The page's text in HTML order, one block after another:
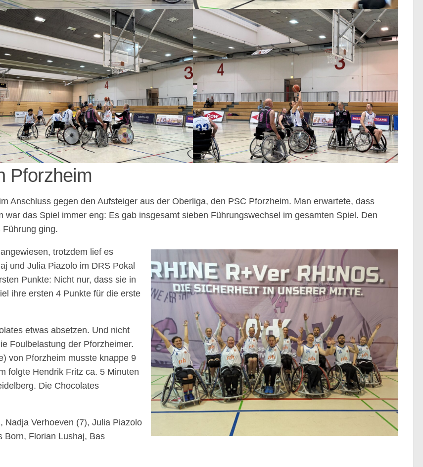
Pforzheim
Anschluss gegen den Aufsteiger aus der Oberliga, den PSC Pforzheim. Man erwartete, dass
das Spiel immer eng: Es gab insgesamt sieben Führungswechsel im gesamten Spiel. Den
ging.
trotzdem lief es
und Julia Piazolo im DRS Pokal
Punkte: Nicht nur, dass sie in
ihre ersten 4 Punkte für die erste
etwas absetzen. Und nicht
Foulbelastung der Pforzheimer.
von Pforzheim musste knappe 9
folgte Hendrik Fritz ca. 5 Minuten
Die Chocolates
Nadja Verhoeven (7), Julia Piazolo
Born, Florian Lushaj, Bas